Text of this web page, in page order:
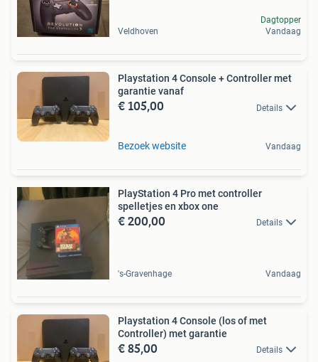
Veldhoven
Dagtopper
Vandaag
Playstation 4 Console + Controller met
garantie vanaf
€ 105,00 Details
Bezoek website Vandaag
PlayStation 4 Pro met controller
spelletjes en xbox one
€ 200,00 Details
's-Gravenhage Vandaag
Playstation 4 Console (los of met
Controller) met garantie
€ 85,00 Details